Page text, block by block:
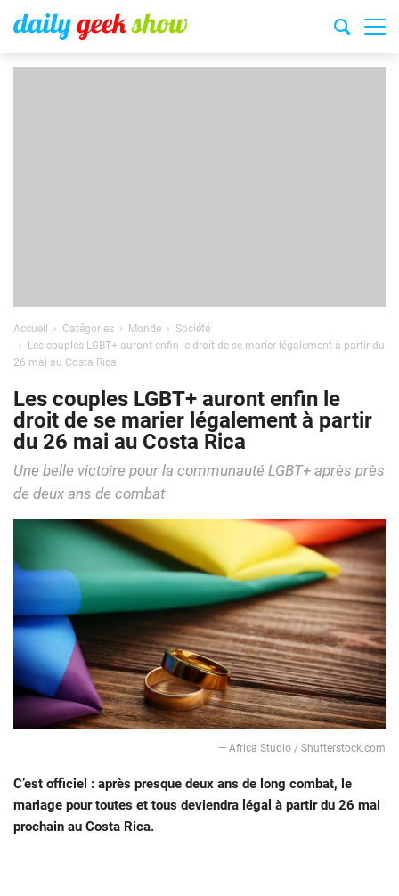
Accueil Catégories Monde
Société
Les couples LGBT+ auront enfin le droit de se marier légalement à partir du
26 mai au Costa Rica
Les couples LGBT+ auront enfin le
droit de se marier légalement à partir
du 26 mai au Costa Rica
Une belle victoire pour la communauté LGBT+ après près
de deux ans de combat
— Africa Studio / Shutterstock.com
C’est officiel : après presque deux ans de long combat, le
mariage pour toutes et tous deviendra légal à partir du 26 mai
prochain au Costa Rica.